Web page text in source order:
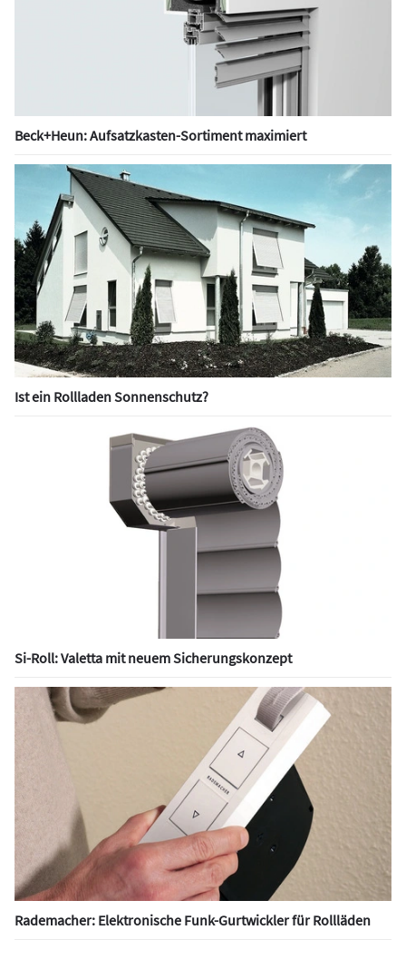
Beck+Heun: Aufsatzkasten-Sortiment maximiert
Ist ein Rollladen Sonnenschutz?
Si-Roll: Valetta mit neuem Sicherungskonzept
Rademacher: Elektronische Funk-Gurtwickler für Rollläden